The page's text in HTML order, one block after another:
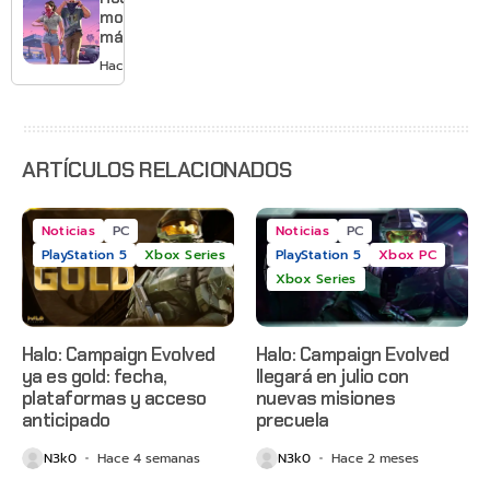
y mucho
Mario
mostrará
más de
GTA 6 en
agosto
Hace 4 días
ARTÍCULOS RELACIONADOS
Noticias
PC
PlayStation 5
Xbox Series
Halo: Campaign Evolved
ya es gold: fecha,
plataformas y acceso
anticipado
N3k0 Hace 4 semanas
Noticias
PC
PlayStation 5
Xbox PC
Xbox Series
Halo: Campaign Evolved
llegará en julio con
nuevas misiones
precuela
N3k0 Hace 2 meses